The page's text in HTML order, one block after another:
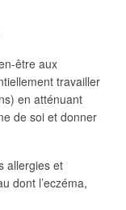
être aux
travailler
en atténuant
de soi et donner
allergies et
dont l’eczéma,